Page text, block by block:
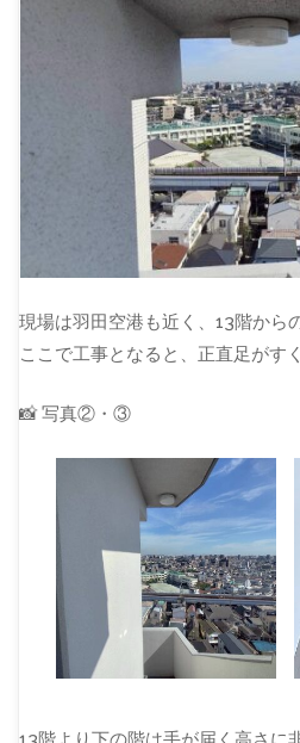
現場は羽田空港も近く、13階から
ここで工事となると、正直足がす
📸 写真②・③